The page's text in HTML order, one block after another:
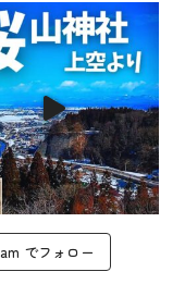
でフォロー